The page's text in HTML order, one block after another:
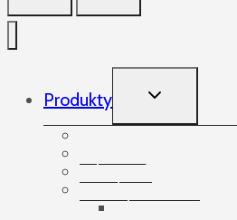
Produkty TOGGLE
CHILD
Arkusze foliowe
Bandowanie palet i
Akcesoria do